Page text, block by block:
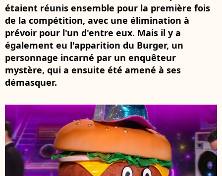
étaient réunis ensemble pour la première fois
de la compétition, avec une élimination à
prévoir pour l'un d'entre eux. Mais il y a
également eu l'apparition du Burger, un
personnage incarné par un enquêteur
mystère, qui a ensuite été amené à ses
démasquer.